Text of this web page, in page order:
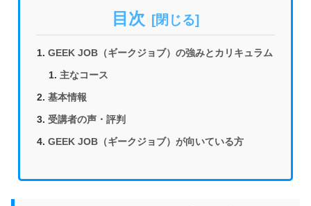
目次
GEEK JOB（ギークジョブ）の強みとカリキュラム
主なコース
基本情報
受講者の声・評判
GEEK JOB（ギークジョブ）が向いている方